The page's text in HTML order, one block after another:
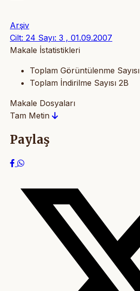
Arşiv
Cilt: 24 Sayı: 3 , 01.09.2007
Makale İstatistikleri
Toplam Görüntülenme Sayısı
Toplam İndirilme Sayısı 2B
Makale Dosyaları
Tam Metin
Paylaş